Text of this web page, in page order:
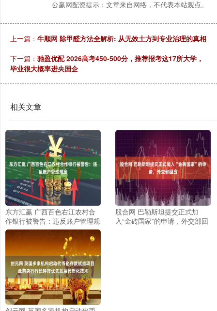
公赢网配资提示：文章来自网络，不代表本站观点。
上一篇： 牛顺网 除甲醛方法全解析: 从无效土方到专业治理的真相
下一篇： 驰盈优配 2026高考450-500分，推荐报考这17所大学，
毕业很大概率进央国企
相关文章
东方汇赢 广西百色右江农村合
作银行被警告：违反账户管理规
定
股合网 巴勒斯坦提交正式加
入“金砖国家”的申请，外交部回